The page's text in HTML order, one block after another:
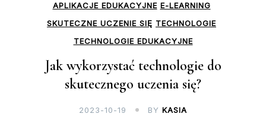
APLIKACJE EDUKACYJNE E-LEARNING
SKUTECZNE UCZENIE SIĘ TECHNOLOGIE
TECHNOLOGIE EDUKACYJNE
Jak wykorzystać technologie do
skutecznego uczenia się?
2023-10-19 BY KASIA